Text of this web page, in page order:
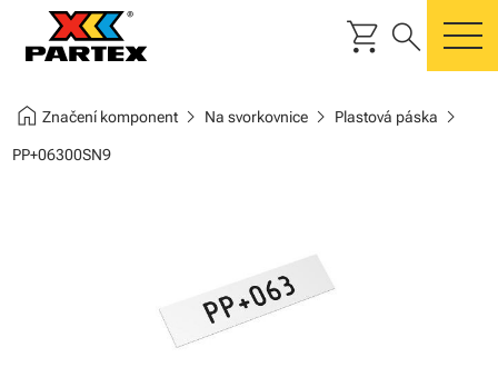
shopping_cart search
home Značení komponentchevron_right Na svorkovnicechevron_right Plastová páska chevron_right
PP+06300SN9